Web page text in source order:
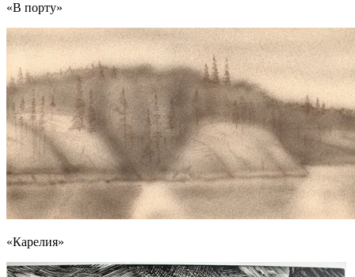
«В порту»
«Карелия»